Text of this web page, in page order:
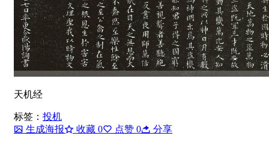
天机经
标签： 投机
生成海报
收藏 0 点赞 0 分享